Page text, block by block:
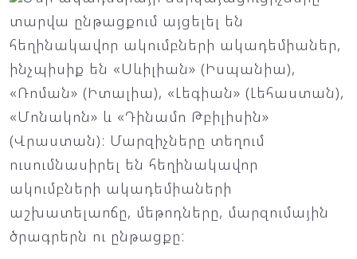
տարվա ընթացքում այցելել են
հեղինակավոր ակումբների ակադեմիաներ,
ինչպիսիք են «Սևիլիան» (Իսպանիա),
«Ռոման» (Իտալիա), «Լեգիան» (Լեհաստան),
«Մոնակոն» և «Դինամո Թբիլիսին»
(Վրաստան): Մարզիչները տեղում
ուսումնասիրել են հեղինակավոր
ակումբների ակադեմիաների
աշխատելաոճը, մեթոդները, մարզումային
ծրագրերն ու ընթացքը: